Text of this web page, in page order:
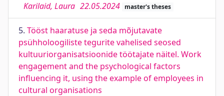
Karilaid, Laura 22.05.2024 master's theses
5. Tööst haaratuse ja seda mõjutavate
psühholoogiliste tegurite vahelised seosed
kultuuriorganisatsioonide töötajate näitel. Work
engagement and the psychological factors
influencing it, using the example of employees in
cultural organisations